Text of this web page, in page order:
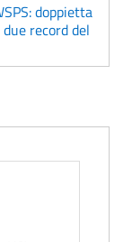
doppietta
record del